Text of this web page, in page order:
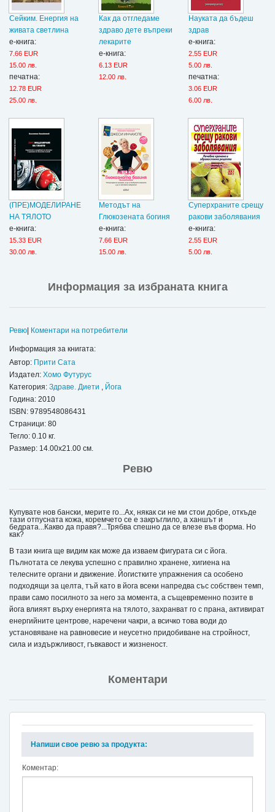
Сейким. Енергия на
живата светлина
е-книга:
7.66 EUR
15.00 лв.
печатна:
12.78 EUR
25.00 лв.
Как да отгледаме
здраво дете въпреки
лекарите
е-книга:
6.13 EUR
12.00 лв.
Науката да бъдеш
здрав
е-книга:
2.55 EUR
5.00 лв.
печатна:
3.06 EUR
6.00 лв.
(ПРЕ)МОДЕЛИРАНЕ
НА ТЯЛОТО
е-книга:
15.33 EUR
30.00 лв.
Методът на
Глюкозената богиня
е-книга:
7.66 EUR
15.00 лв.
Суперхраните срещу
ракови заболявания
е-книга:
2.55 EUR
5.00 лв.
Информация за избраната книга
Ревю Коментари на потребители
Информация за книгата:
Автор: Прити Сата
Издател: Хомо Футурус
Категория: Здраве. Диети
Йога
Година: 2010
ISBN: 9789548086431
Страници: 80
Тегло: 0.10 кг.
Размер: 14.00x21.00 см.
Ревю
Купувате нов бански, мерите го...Ах, някак си не ми стои добре, откъде
тази отпусната кожа, коремчето се е закръглило, а ханшът и
бедрата...Какво да правя?...Трябва спешно да се влезе във форма. Но
как?
В тази книга ще видим как може да изваем фигурата си с йога.
Пълнотата се лекува успешно с правилно хранене, хигиена на
телесните органи и движение. Йогистките упражнения са особено
подходящи за целта, тъй като в йога всеки напредва със собствен темп,
прави само посилното за него за момента, а същевременно позите в
йога влияят върху енергията на тялото, захранват го с прана, активират
енергийните центрове, наречени чакри, а всичко това води до
установяване на равновесие и неусетно придобиване на стройност,
сила и издържливост, гъвкавост и жизненост.
Коментари
Напиши свое ревю за продукта:
Коментар: